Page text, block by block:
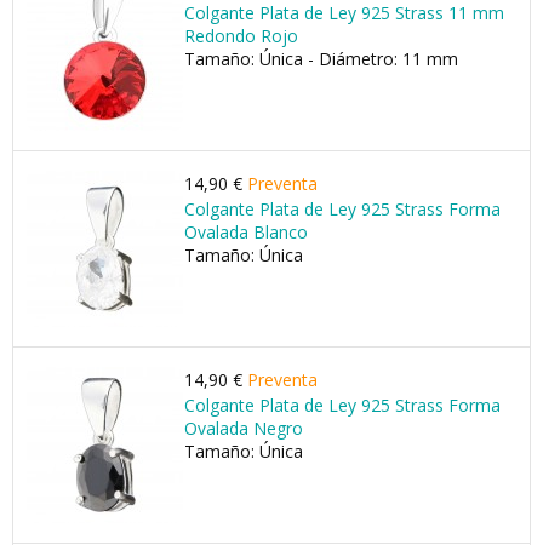
Colgante Plata de Ley 925 Strass 11 mm
Redondo Rojo
Tamaño: Única - Diámetro: 11 mm
14,90 € Preventa
Colgante Plata de Ley 925 Strass Forma
Ovalada Blanco
Tamaño: Única
14,90 € Preventa
Colgante Plata de Ley 925 Strass Forma
Ovalada Negro
Tamaño: Única